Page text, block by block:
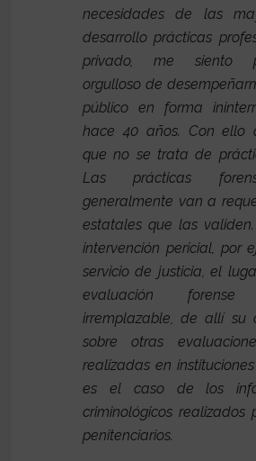
necesidades de las
desarrollo prácticas
privado, me siento
orgulloso de
público en forma
hace 40 años. Con ello
que no se trata de
Las prácticas
generalmente van a
estatales que las
intervención pericial, por
servicio de justicia, el
evaluación
irremplazable, de allí su
sobre otras
realizadas en
es el caso de los
criminológicos realizados
penitenciarios.